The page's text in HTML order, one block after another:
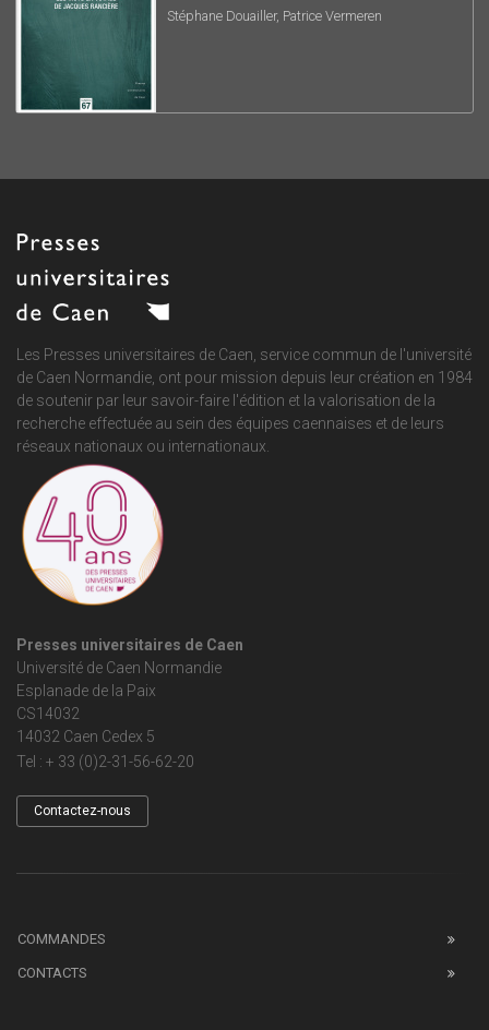
Stéphane Douailler, Patrice Vermeren
Les Presses universitaires de Caen, service commun de l'université
de Caen Normandie, ont pour mission depuis leur création en 1984
de soutenir par leur savoir-faire l'édition et la valorisation de la
recherche effectuée au sein des équipes caennaises et de leurs
réseaux nationaux ou internationaux.
Presses universitaires de Caen
Université de Caen Normandie
Esplanade de la Paix
CS14032
14032 Caen Cedex 5
Tel : + 33 (0)2-31-56-62-20
Contactez-nous
COMMANDES
CONTACTS